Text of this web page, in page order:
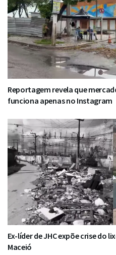
Reportagem revela que
funciona apenas no Instagram
Ex-líder de JHC expõe crise do
Maceió